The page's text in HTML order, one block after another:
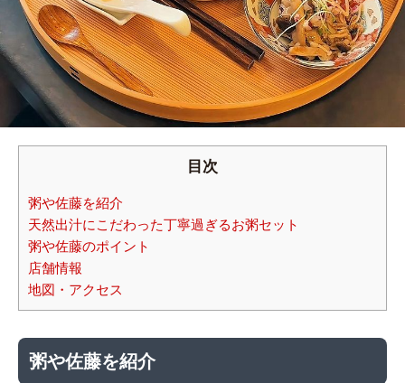
目次
粥や佐藤を紹介
天然出汁にこだわった丁寧過ぎるお粥セット
粥や佐藤のポイント
店舗情報
地図・アクセス
粥や佐藤を紹介